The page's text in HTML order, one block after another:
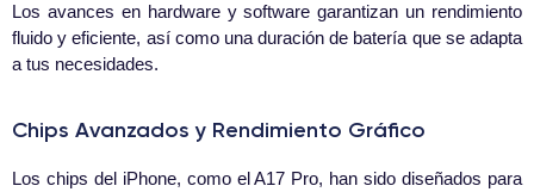
Los avances en hardware y software garantizan un rendimiento
fluido y eficiente, así como una duración de batería que se adapta
a tus necesidades.
Chips Avanzados y Rendimiento Gráfico
Los chips del iPhone, como el A17 Pro, han sido diseñados para